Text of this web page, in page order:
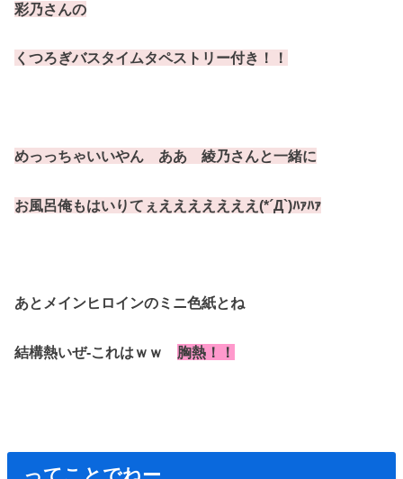
彩乃さんの
くつろぎバスタイムタペストリー付き！！
めっっちゃいいやん ああ 綾乃さんと一緒に
お風呂俺もはいりてぇえええええええ(*´Д`)ﾊｧﾊｧ
あとメインヒロインのミニ色紙とね
結構熱いぜ‐これはｗｗ 胸熱！！